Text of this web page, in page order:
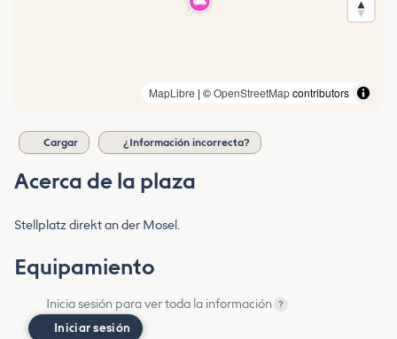
MapLibre | ©OpenStreetMapcontributors
Cargar ¿Información incorrecta?
Acerca de la plaza
Stellplatz direkt an der Mosel.
Equipamiento
Inicia sesión para ver toda la información ?
Iniciar sesión